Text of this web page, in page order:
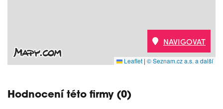
Leaflet | © Seznam.cz a.s. a další
NAVIGOVAT
Hodnocení této firmy (0)